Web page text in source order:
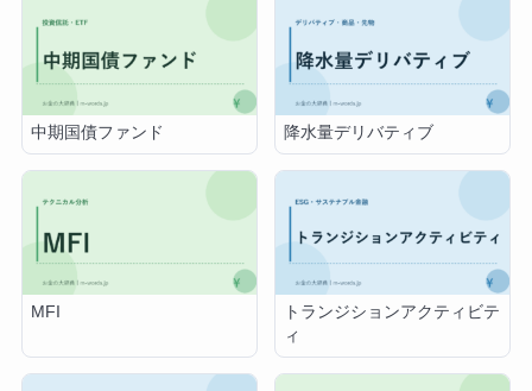
中期国債ファンド 降水量デリバティブ
MFI
トランジションアクティビテ
ィ